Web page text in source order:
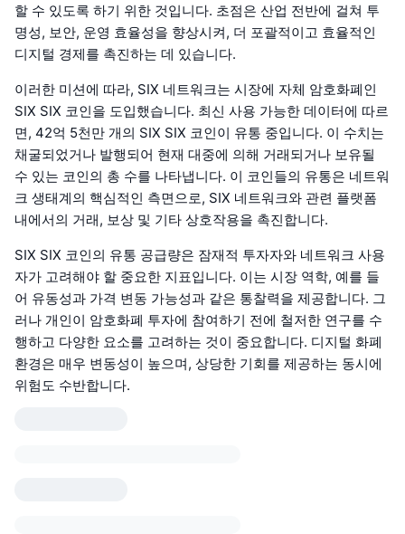
할 수 있도록 하기 위한 것입니다. 초점은 산업 전반에 걸쳐 투
명성, 보안, 운영 효율성을 향상시켜, 더 포괄적이고 효율적인
디지털 경제를 촉진하는 데 있습니다.
이러한 미션에 따라, SIX 네트워크는 시장에 자체 암호화폐인
SIX SIX 코인을 도입했습니다. 최신 사용 가능한 데이터에 따르
면, 42억 5천만 개의 SIX SIX 코인이 유통 중입니다. 이 수치는
채굴되었거나 발행되어 현재 대중에 의해 거래되거나 보유될
수 있는 코인의 총 수를 나타냅니다. 이 코인들의 유통은 네트워
크 생태계의 핵심적인 측면으로, SIX 네트워크와 관련 플랫폼
내에서의 거래, 보상 및 기타 상호작용을 촉진합니다.
SIX SIX 코인의 유통 공급량은 잠재적 투자자와 네트워크 사용
자가 고려해야 할 중요한 지표입니다. 이는 시장 역학, 예를 들
어 유동성과 가격 변동 가능성과 같은 통찰력을 제공합니다. 그
러나 개인이 암호화폐 투자에 참여하기 전에 철저한 연구를 수
행하고 다양한 요소를 고려하는 것이 중요합니다. 디지털 화폐
환경은 매우 변동성이 높으며, 상당한 기회를 제공하는 동시에
위험도 수반합니다.